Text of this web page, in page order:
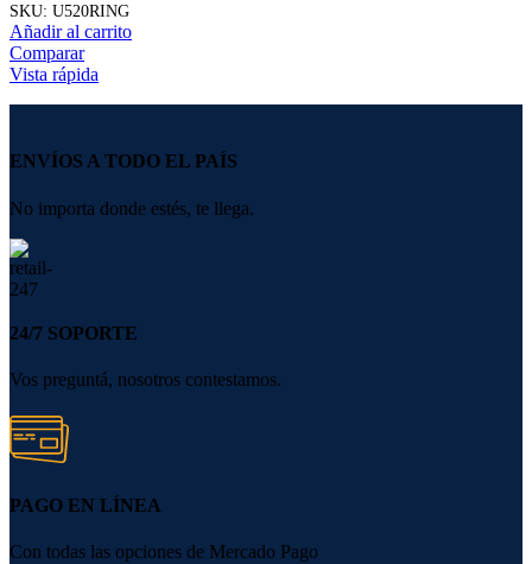
SKU: U520RING
Añadir al carrito
Comparar
Vista rápida
ENVÍOS A TODO EL PAÍS
No importa donde estés, te llega.
24/7 SOPORTE
Vos preguntá, nosotros contestamos.
PAGO EN LÍNEA
Con todas las opciones de Mercado Pago